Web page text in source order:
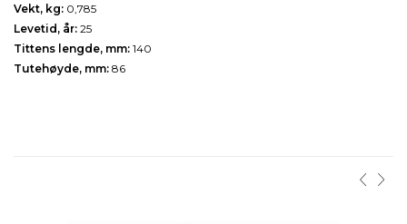
Vekt, kg: 0,785
Levetid, år: 25
Tittens lengde, mm: 140
Tutehøyde, mm: 86